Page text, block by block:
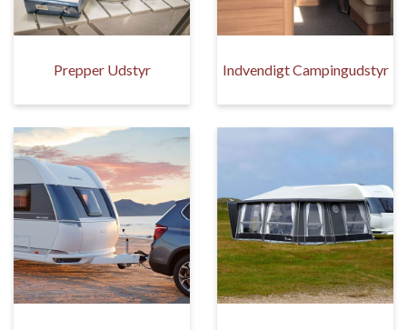
Prepper Udstyr Indvendigt Campingudstyr